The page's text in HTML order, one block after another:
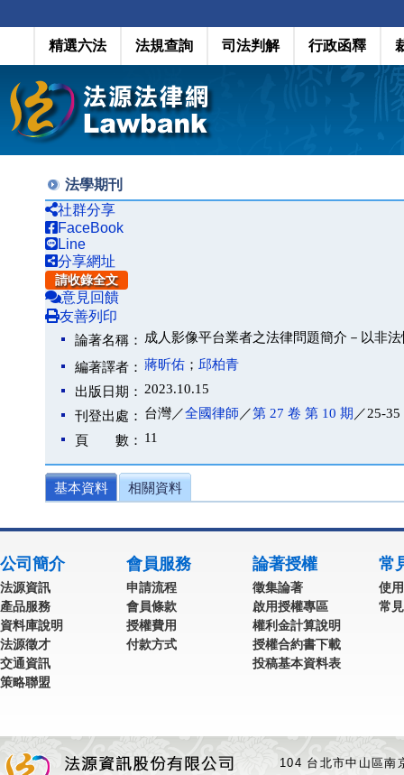
精選六法 法規查詢 司法判解 行政函釋
法學期刊
社群分享
FaceBook
Line
分享網址
請收錄全文
意見回饋
友善列印
論著名稱： 成人影像平台業者之法律問題簡介－以非
編著譯者： 蔣昕佑 ； 邱柏青
出版日期： 2023.10.15
刊登出處： 台灣／全國律師 ／第 27 卷 第 10 期 ／25-35
頁 數： 11
基本資料 相關資料
公司簡介
法源資訊
產品服務
資料庫說明
法源徵才
交通資訊
策略聯盟
會員服務
申請流程
會員條款
授權費用
付款方式
論著授權
徵集論著
啟用授權專區
權利金計算說明
授權合約書下載
投稿基本資料表
常
使
常
104 台北市中山區